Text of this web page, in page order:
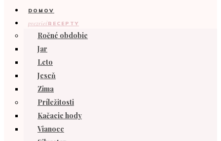
DOMOV
prezrieťRECEPTY
Ročné obdobie
Jar
Leto
Jeseň
Zima
Príležitosti
Kačacie hody
Vianoce